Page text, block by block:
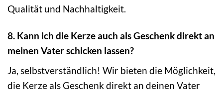
Qualität und Nachhaltigkeit.
8. Kann ich die Kerze auch als Geschenk direkt an
meinen Vater schicken lassen?
Ja, selbstverständlich! Wir bieten die Möglichkeit,
die Kerze als Geschenk direkt an deinen Vater